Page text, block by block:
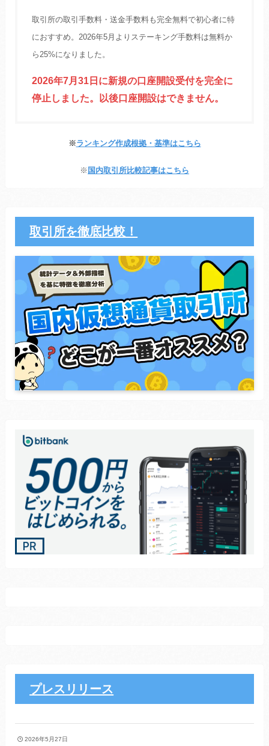
取引所の取引手数料・送金手数料も完全無料で初心者に特
におすすめ。2026年5月よりステーキング手数料は無料か
ら25%になりました。
2026年7月31日に新規の口座開設受付を完全に
停止しました。以後口座開設はできません。
※ランキング作成根拠・基準はこちら
※ 国内取引所比較記事はこちら
取引所を徹底比較！
プレスリリース
2026年5月27日